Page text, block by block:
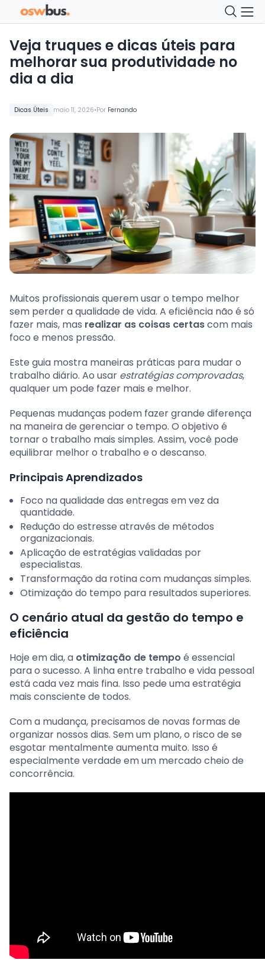
Dicas Úteis maio 11, 2026•Por Fernando
Veja truques e dicas úteis para
melhorar sua produtividade no
dia a dia
Muitos profissionais querem usar o tempo melhor
sem perder a qualidade de vida. A eficiência não é só
fazer mais, mas realizar as coisas certascom mais
foco e menos pressão.
Este guia mostra maneiras práticas para mudar o
trabalho diário. Ao usar estratégias comprovadas,
qualquer um pode fazer mais e melhor.
Pequenas mudanças podem fazer grande diferença
na maneira de gerenciar o tempo. O objetivo é
tornar o trabalho mais simples. Assim, você pode
equilibrar melhor o trabalho e o descanso.
Principais Aprendizados
Foco na qualidade das entregas em vez da
quantidade.
Redução do estresse através de métodos
organizacionais.
Aplicação de estratégias validadas por
especialistas.
Transformação da rotina com mudanças simples.
Otimização do tempo para resultados superiores.
O cenário atual da gestão do tempo e
eficiência
Hoje em dia, a otimização de tempo é essencial
para o sucesso. A linha entre trabalho e vida pessoal
está cada vez mais fina. Isso pede uma estratégia
mais consciente de todos.
Com a mudança, precisamos de novas formas de
organizar nossos dias. Sem um plano, o risco de se
esgotar mentalmente aumenta muito. Isso é
especialmente verdade em um mercado cheio de
concorrência.